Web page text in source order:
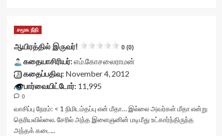
visitor-
votes-
readonly-
rater-
d3a61f7e998f5'
data-
data-
rater-
starsize='16'
ஒரு
பக்க
கதை<div
class="yasr-
vv-
stars-
container">
<div
class='yasr-
சமூக நீதி
ஆயிரத்தில் இருவர்! 0 (0)
கதையாசிரியர்:எம்.கோசலைராமன்
கதைப்பதிவு:November 4, 2012
பார்வையிட்டோர்:11,995
0
வாசிப்பு நேரம்: < 1 நிமிடம்தப்பு என் மீதா… இல்லை அவர்கள் மீதா என்று
தெரியவில்லை. சேரில் அந்த இளைஞனின் மடிமீது உட்கார்ந்திருந்த
அந்தக் கடை...